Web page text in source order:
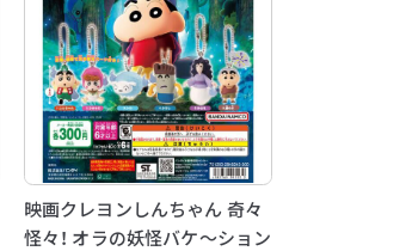
映画クレヨンしんちゃん 奇々
怪々！ オラの妖怪バケ～ション